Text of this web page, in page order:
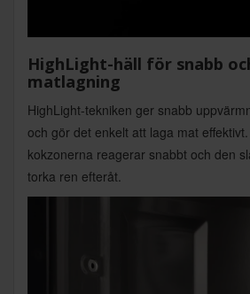
HighLight-häll för snabb
matlagning
HighLight-tekniken ger snabb
och gör det enkelt att laga mat
kokzonerna reagerar snabbt och den
torka ren efteråt.